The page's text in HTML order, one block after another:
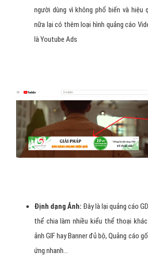
người dùng vì không phổ biến và hiệu
nữa lại có thêm loại hình quảng cáo
là Youtube Ads
Định dạng Ảnh: Đây là lại quảng cáo
thể chia làm nhiều kiểu thể thoại
ảnh GIF hay Banner đủ bộ, Quảng cáo
ứng nhanh…